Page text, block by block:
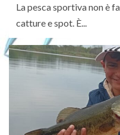
La pesca sportiva non è
catture e spot. È...